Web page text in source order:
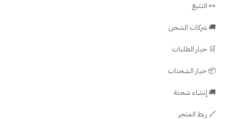
👀 التتبع
🚚 شركات الشحن
🛒 خيار الطلبات
📦 خيار الشحنات
🚚 إنشاء شحنة
🔗 ربط المتجر